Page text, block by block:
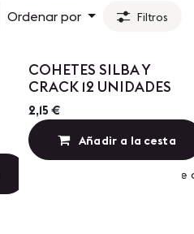
Ordenar por
Filtros
Añadir a lista de
Precio por Cantidad
COHETES SILBA Y
CRACK 12 UNIDADES
2,15 €
Añadir a la cesta